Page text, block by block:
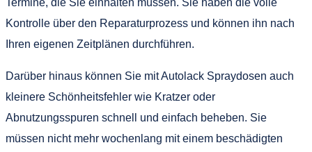
Kontrolle über den Reparaturprozess und können ihn nach
Ihren eigenen Zeitplänen durchführen.
Darüber hinaus können Sie mit Autolack Spraydosen auch
kleinere Schönheitsfehler wie Kratzer oder
Abnutzungsspuren schnell und einfach beheben. Sie
müssen nicht mehr wochenlang mit einem beschädigten